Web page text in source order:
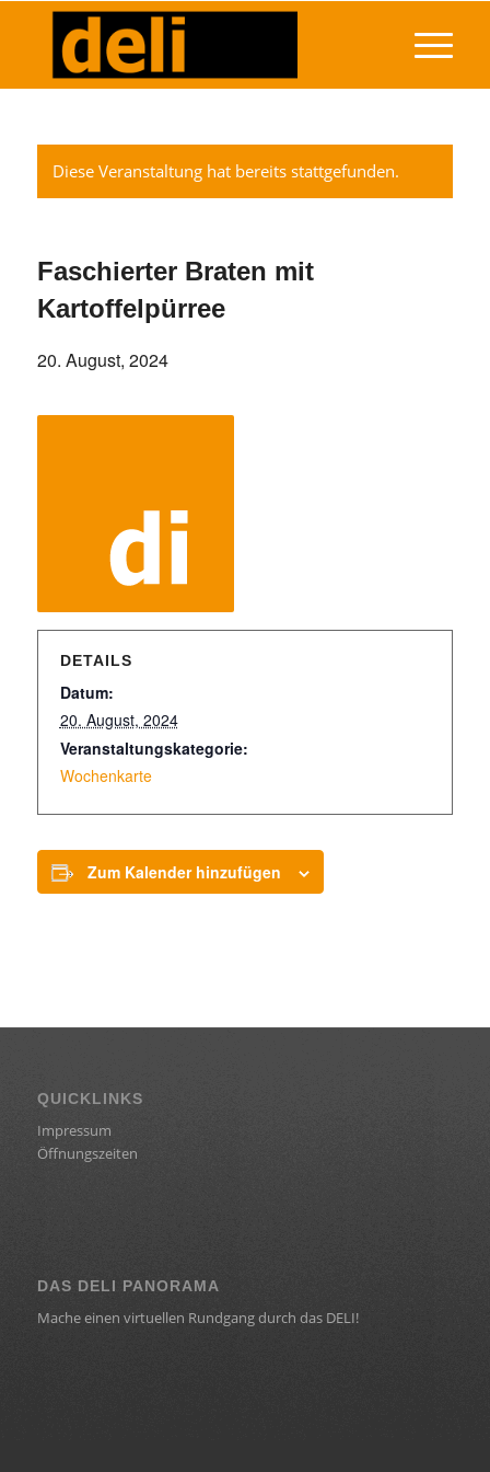
Diese Veranstaltung hat bereits stattgefunden.
Faschierter Braten mit
Kartoffelpürree
20. August, 2024
DETAILS
Datum:
20. August, 2024
Veranstaltungskategorie:
Wochenkarte
Zum Kalender hinzufügen
QUICKLINKS
Impressum
Öffnungszeiten
DAS DELI PANORAMA
Mache einen virtuellen Rundgang durch das DELI!